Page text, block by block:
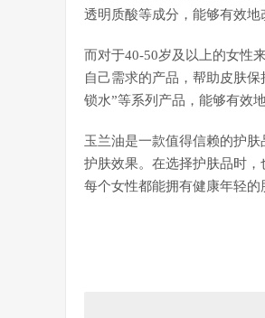
透明质酸等成分，能够有效地
而对于40-50岁及以上的女性
自己需求的产品，帮助皮肤
锁水”等系列产品，能够有效
玉兰油是一款值得信赖的护
护肤效果。在选择护肤品时
每个女性都能拥有健康年轻的